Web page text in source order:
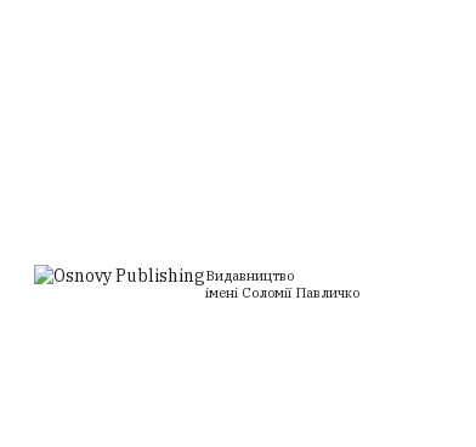
Видавництво
імені Соломії Павличко